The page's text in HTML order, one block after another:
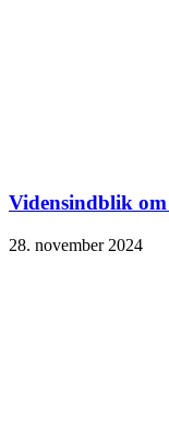
Vidensindblik
28. november 2024